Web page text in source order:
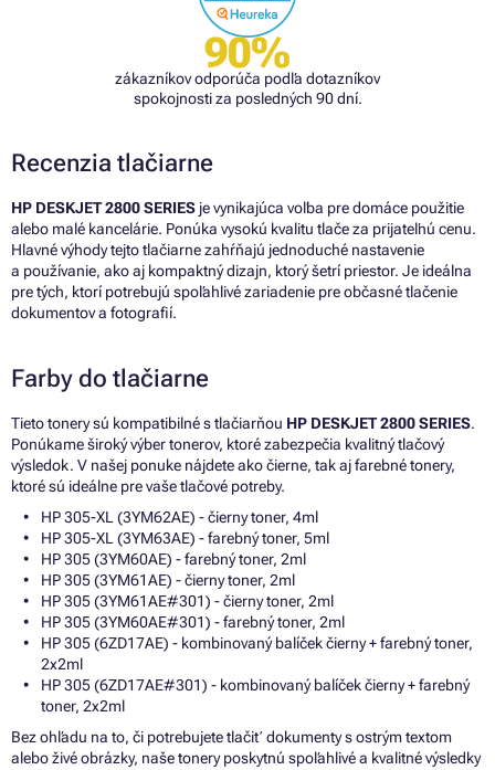
90%
zákazníkov odporúča podľa dotazníkov
spokojnosti za posledných 90 dní.
Recenzia tlačiarne
HP DESKJET 2800 SERIES je vynikajúca voľba pre domáce použitie
alebo malé kancelárie. Ponúka vysokú kvalitu tlače za prijateľnú cenu.
Hlavné výhody tejto tlačiarne zahŕňajú jednoduché nastavenie
a používanie, ako aj kompaktný dizajn, ktorý šetrí priestor. Je ideálna
pre tých, ktorí potrebujú spoľahlivé zariadenie pre občasné tlačenie
dokumentov a fotografií.
Farby do tlačiarne
Tieto tonery sú kompatibilné s tlačiarňou HP DESKJET 2800 SERIES.
Ponúkame široký výber tonerov, ktoré zabezpečia kvalitný tlačový
výsledok. V našej ponuke nájdete ako čierne, tak aj farebné tonery,
ktoré sú ideálne pre vaše tlačové potreby.
HP 305-XL (3YM62AE) - čierny toner, 4ml
HP 305-XL (3YM63AE) - farebný toner, 5ml
HP 305 (3YM60AE) - farebný toner, 2ml
HP 305 (3YM61AE) - čierny toner, 2ml
HP 305 (3YM61AE#301) - čierny toner, 2ml
HP 305 (3YM60AE#301) - farebný toner, 2ml
HP 305 (6ZD17AE) - kombinovaný balíček čierny + farebný toner,
2x2ml
HP 305 (6ZD17AE#301) - kombinovaný balíček čierny + farebný
toner, 2x2ml
Bez ohľadu na to, či potrebujete tlačiť dokumenty s ostrým textom
alebo živé obrázky, naše tonery poskytnú spoľahlivé a kvalitné výsledky